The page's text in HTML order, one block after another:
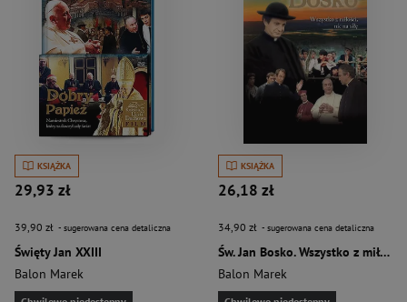
KSIĄŻKA
29,93 zł
39,90 zł - sugerowana cena detaliczna
Święty Jan XXIII
Balon Marek
KSIĄŻKA
26,18 zł
34,90 zł - sugerowana cena detaliczna
Św. Jan Bosko. Wszystko z miłości, nic na siłę
Balon Marek